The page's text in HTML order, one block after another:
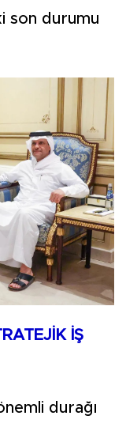
son durumu
İŞ
durağı